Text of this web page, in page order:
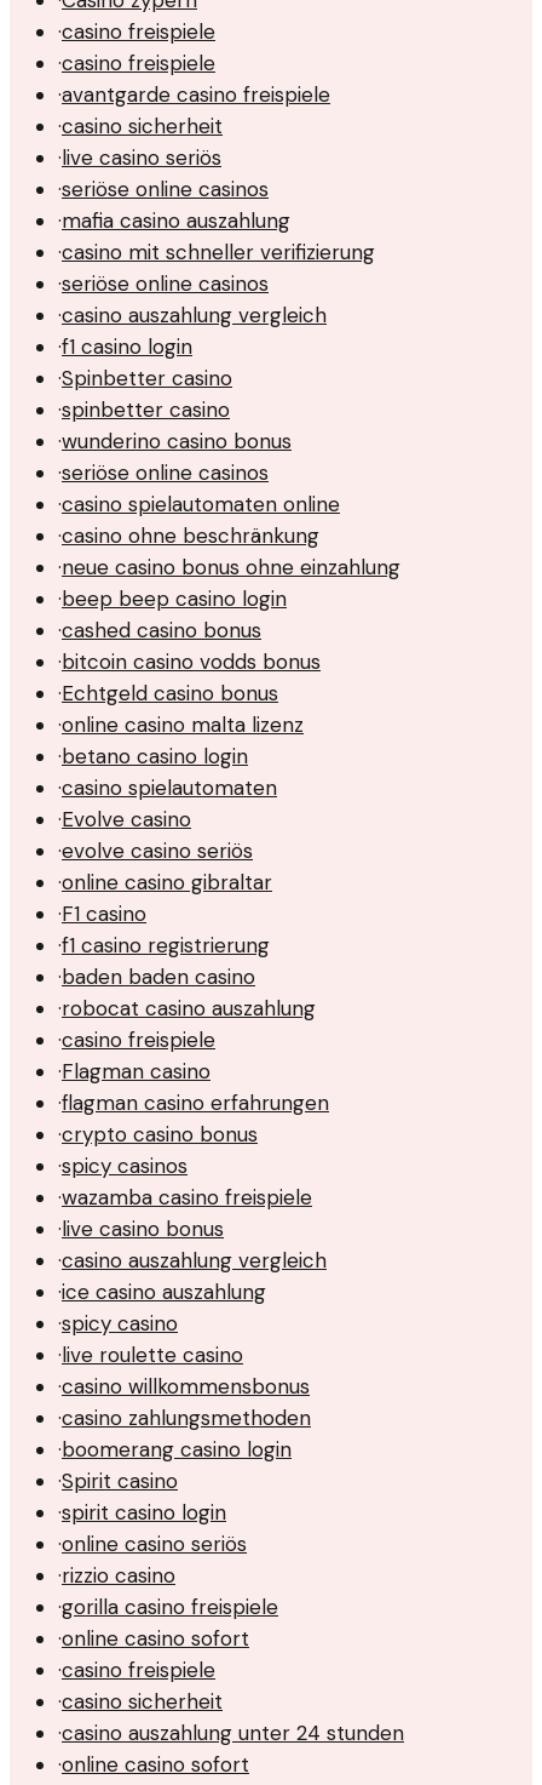
·casino freispiele
·casino freispiele
·avantgarde casino freispiele
·casino sicherheit
·live casino seriös
·seriöse online casinos
·mafia casino auszahlung
·casino mit schneller verifizierung
·seriöse online casinos
·casino auszahlung vergleich
·f1 casino login
·Spinbetter casino
·spinbetter casino
·wunderino casino bonus
·seriöse online casinos
·casino spielautomaten online
·casino ohne beschränkung
·neue casino bonus ohne einzahlung
·beep beep casino login
·cashed casino bonus
·bitcoin casino vodds bonus
·Echtgeld casino bonus
·online casino malta lizenz
·betano casino login
·casino spielautomaten
·Evolve casino
·evolve casino seriös
·online casino gibraltar
·F1 casino
·f1 casino registrierung
·baden baden casino
·robocat casino auszahlung
·casino freispiele
·Flagman casino
·flagman casino erfahrungen
·crypto casino bonus
·spicy casinos
·wazamba casino freispiele
·live casino bonus
·casino auszahlung vergleich
·ice casino auszahlung
·spicy casino
·live roulette casino
·casino willkommensbonus
·casino zahlungsmethoden
·boomerang casino login
·Spirit casino
·spirit casino login
·online casino seriös
·rizzio casino
·gorilla casino freispiele
·online casino sofort
·casino freispiele
·casino sicherheit
·casino auszahlung unter 24 stunden
·online casino sofort